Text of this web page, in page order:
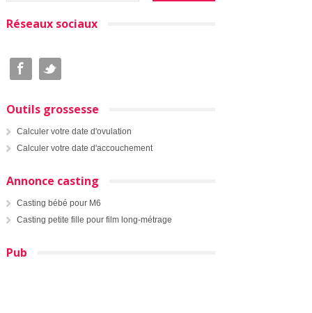
Réseaux sociaux
Outils grossesse
Calculer votre date d'ovulation
Calculer votre date d'accouchement
Annonce casting
Casting bébé pour M6
Casting petite fille pour film long-métrage
Pub